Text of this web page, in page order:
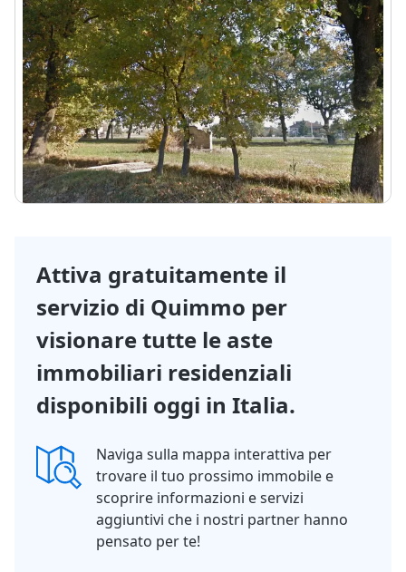
Bevagna (Perugia) - Via Fossato, Loc. Cantalupo
TERMINE OFFERTE: 18/09/2026
DA 5.415 €
14181 m2
TERMINE
OFFERTE:
18/09/2026
Visita
Messaggio
Chiama
Attiva gratuitamente il
servizio di Quimmo per
visionare tutte le aste
immobiliari residenziali
disponibili oggi in Italia.
Naviga sulla mappa interattiva per
trovare il tuo prossimo immobile e
scoprire informazioni e servizi
aggiuntivi che i nostri partner hanno
pensato per te!